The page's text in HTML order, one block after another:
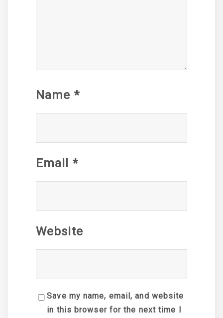
Name *
Email *
Website
Save my name, email, and website
in this browser for the next time I